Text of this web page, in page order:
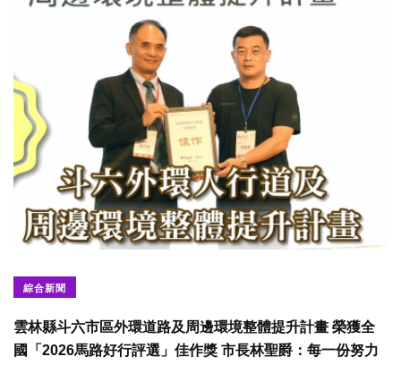
綜合新聞
雲林縣斗六市區外環道路及周邊環境整體提升計畫 榮獲全
國「2026馬路好行評選」佳作獎 市長林聖爵：每一份努力